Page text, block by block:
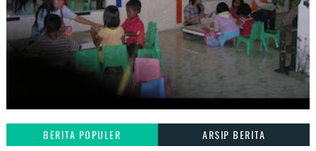
BERITA POPULER ARSIP BERITA